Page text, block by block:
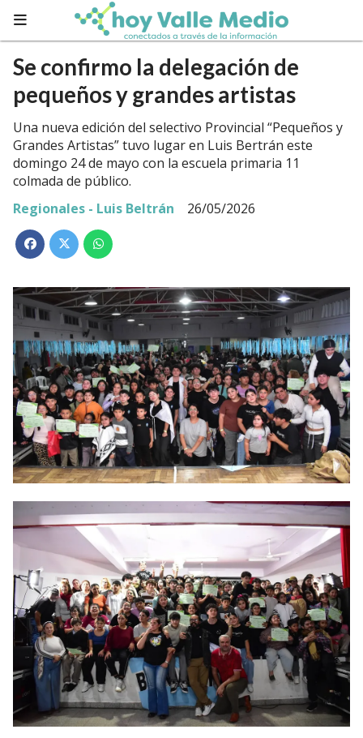
Se confirmo la delegación de
pequeños y grandes artistas
Una nueva edición del selectivo Provincial “Pequeños y
Grandes Artistas” tuvo lugar en Luis Bertrán este
domingo 24 de mayo con la escuela primaria 11
colmada de público.
Regionales - Luis Beltrán
26/05/2026